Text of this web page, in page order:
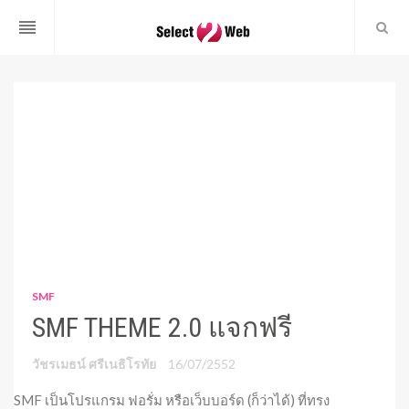
reorder
SMF
SMF THEME 2.0 แจกฟรี
วัชรเมธน์ ศรีเนธิโรทัย 16/07/2552
SMF เป็นโปรแกรม ฟอรั่ม หรือเว็บบอร์ด (ก็ว่าได้) ที่ทรง